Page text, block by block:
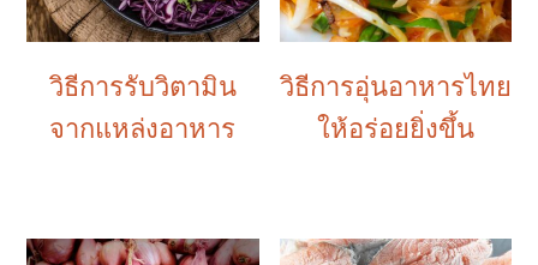
วิธีการรับวิตามิน
จากแหล่งอาหาร
วิธีการอุ่นอาหารไทย
ให้อร่อยยิ่งขึ้น